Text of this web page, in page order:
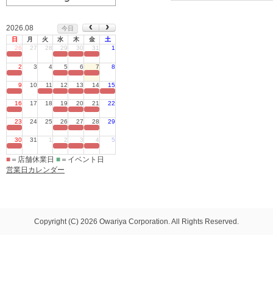
2026.08
今日
日
月 火 水 木 金
土
26
27 28 29 30 31 1
2 3 4 5 6 7 8
9 10 11 12 13 14 15
16 17 18 19 20 21 22
23 24 25 26 27 28 29
30 31 1 2 3 4 5
■ ＝店舗休業日 ■ ＝イベント日
営業日カレンダー
Copyright (C) 2026 Owariya Corporation. All Rights Reserved.